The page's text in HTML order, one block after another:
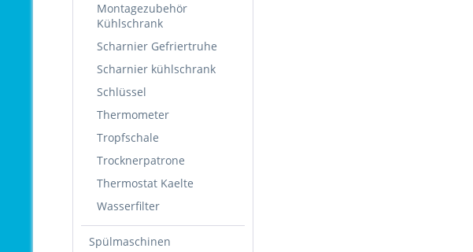
Montagezubehör
Kühlschrank
Scharnier Gefriertruhe
Scharnier kühlschrank
Schlüssel
Thermometer
Tropfschale
Trocknerpatrone
Thermostat Kaelte
Wasserfilter
Spülmaschinen